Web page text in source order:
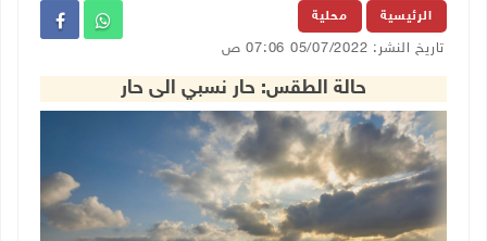
الرئيسية محلية
تاريخ النشر: 05/07/2022 07:06 ص
حالة الطقس: حار نسبي الى حار